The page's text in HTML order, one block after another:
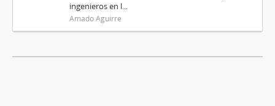
ingenieros en l...
Amado Aguirre